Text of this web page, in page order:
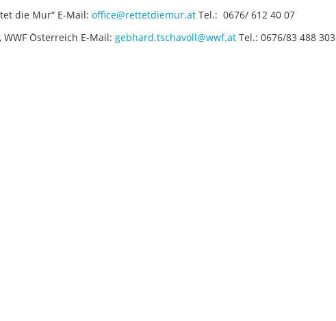
die Mur“ E-Mail: office@rettetdiemur.at Tel.: 0676/ 612 40 07
Österreich E-Mail: gebhard.tschavoll@wwf.at Tel.: 0676/83 488 303